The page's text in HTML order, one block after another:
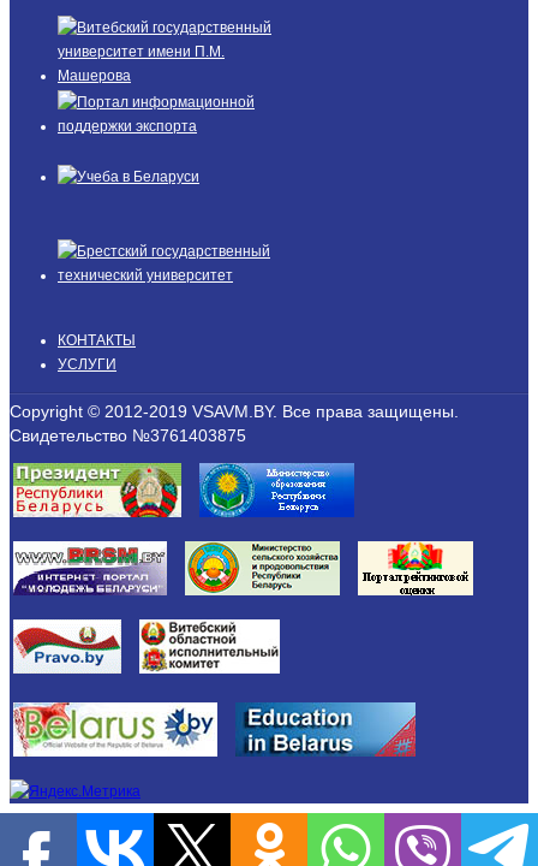
КОНТАКТЫ
УСЛУГИ
Copyright © 2012-2019 VSAVM.BY. Все права защищены.
Свидетельство №3761403875